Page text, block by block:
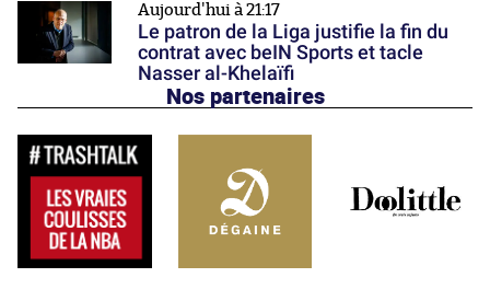
Aujourd'hui à 21:17
Le patron de la Liga justifie la fin du
contrat avec beIN Sports et tacle
Nasser al-Khelaïfi
Nos partenaires